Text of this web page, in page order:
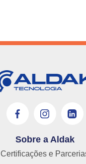
Sobre a Aldak
Certificações e